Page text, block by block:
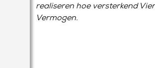
realiseren hoe versterkend
Vermogen.